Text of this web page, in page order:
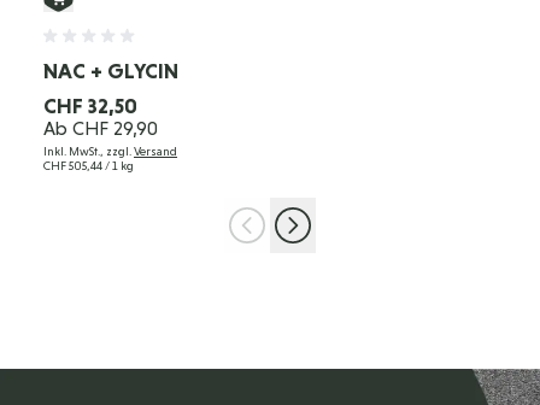
NAC + GLYCIN
CHF 32,50
Ab CHF 29,90
Inkl. MwSt., zzgl. Versand
CHF 505,44 / 1 kg